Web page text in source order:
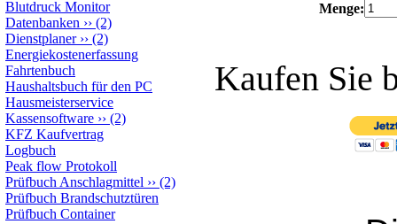
Blutdruck Monitor
Datenbanken ›› (2)
Dienstplaner›› (2)
Energiekostenerfassung
Fahrtenbuch
Haushaltsbuch für den PC
Hausmeisterservice
Kassensoftware ›› (2)
KFZ Kaufvertrag
Logbuch
Peak flow Protokoll
Prüfbuch Anschlagmittel ›› (2)
Prüfbuch Brandschutztüren
Prüfbuch Container
Menge:
Kaufen Sie